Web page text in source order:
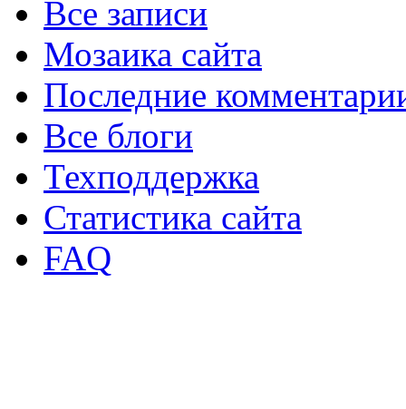
Все записи
Мозаика сайта
Последние
Все блоги
Техподдержка
Статистика сайта
FAQ